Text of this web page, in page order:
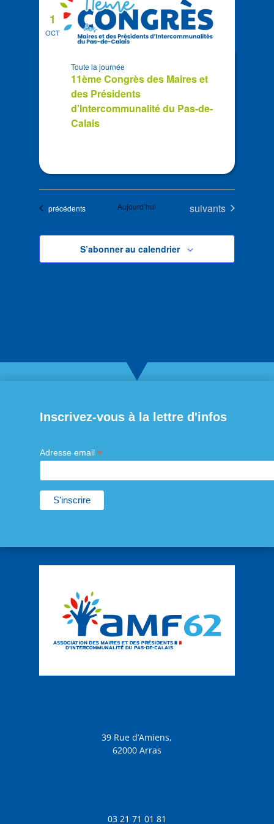
OCT
1
11ème Congrès des Maires et
des Présidents
d’Intercommunalité du Pas-de-
Calais
Toute la journée
Évènements
précédents Aujourd’hui Évènements
suivants
S’abonner au calendrier
Inscrivez-vous à la lettre d'infos
Adresse email *
39 Rue d’Amiens,
62000 Arras
03 21 71 01 81